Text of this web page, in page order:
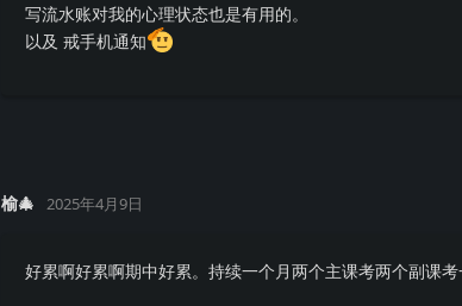
写流水账对我的心理状态也是有用的。
以及 戒手机通知
榆🎄 2025年4月9日
好累啊好累啊期中好累。持续一个月两个主课考两个副课